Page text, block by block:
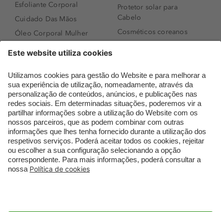
Esfoliante Corporal
Cuidado Das Mãos
Óleo Corporal Mulher
Sérum de Rosto
Body mist & Spray
corporal
Produtos para Cabelo
Homem
Espuma de Limpeza
Facial
Dermocosmética
Protetor solar para
Cabelo
Cosméticos coreanos
Perfumes árabes
Novidades
Melhores Perfumes
Femininos
TOP 10: Perfumes
Masculinos
Pestanas Postiças
Creme Rosto Homem